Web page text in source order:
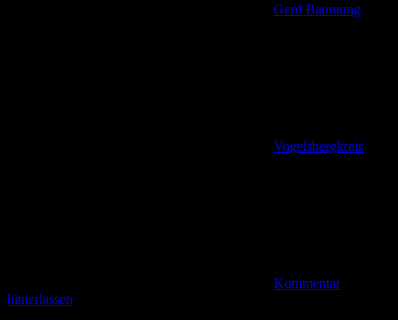
Gerd Baumung
Vogelsbergkreis
Kommentar
hinterlassen